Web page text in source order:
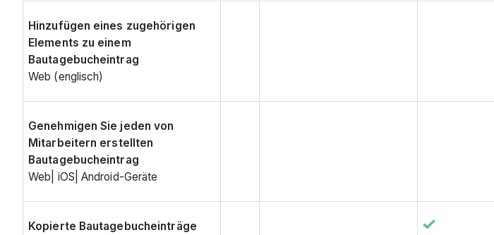
Hinzufügen eines zugehörigen
Elements zu einem
Bautagebucheintrag
Web (englisch)
Genehmigen Sie jeden von
Mitarbeitern erstellten
Bautagebucheintrag
Web| iOS| Android-Geräte
Kopierte Bautagebucheinträge